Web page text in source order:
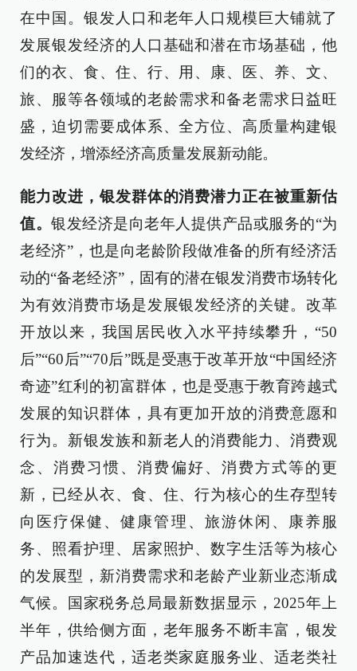
在中国。银发人口和老年人口规模巨大铺就了
发展银发经济的人口基础和潜在市场基础，他
们的衣、食、住、行、用、康、医、养、文、
旅、服等各领域的老龄需求和备老需求日益旺
盛，迫切需要成体系、全方位、高质量构建银
发经济，增添经济高质量发展新动能。
能力改进，银发群体的消费潜力正在被重新估
值。 银发经济是向老年人提供产品或服务的“为
老经济”，也是向老龄阶段做准备的所有经济活
动的“备老经济”，固有的潜在银发消费市场转化
为有效消费市场是发展银发经济的关键。改革
开放以来，我国居民收入水平持续攀升，“50
后”“60后”“70后”既是受惠于改革开放“中国经济
奇迹”红利的初富群体，也是受惠于教育跨越式
发展的知识群体，具有更加开放的消费意愿和
行为。新银发族和新老人的消费能力、消费观
念、消费习惯、消费偏好、消费方式等的更
新，已经从衣、食、住、行为核心的生存型转
向医疗保健、健康管理、旅游休闲、康养服
务、照看护理、居家照护、数字生活等为核心
的发展型，新消费需求和老龄产业新业态渐成
气候。国家税务总局最新数据显示，2025年上
半年，供给侧方面，老年服务不断丰富，银发
产品加速迭代，适老类家庭服务业、适老类社